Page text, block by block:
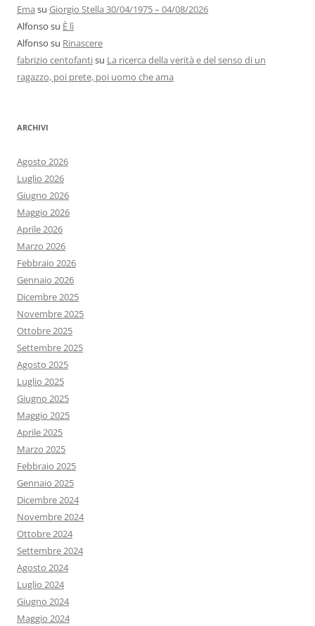
Ema su Giorgio Stella 30/04/1975 – 04/08/2026
Alfonso su È lì
Alfonso su Rinascere
fabrizio centofantisu La ricerca della verità e del senso di un
ragazzo, poi prete, poi uomo che ama
ARCHIVI
Agosto 2026
Luglio 2026
Giugno 2026
Maggio 2026
Aprile 2026
Marzo 2026
Febbraio 2026
Gennaio 2026
Dicembre 2025
Novembre 2025
Ottobre 2025
Settembre 2025
Agosto 2025
Luglio 2025
Giugno 2025
Maggio 2025
Aprile 2025
Marzo 2025
Febbraio 2025
Gennaio 2025
Dicembre 2024
Novembre 2024
Ottobre 2024
Settembre 2024
Agosto 2024
Luglio 2024
Giugno 2024
Maggio 2024